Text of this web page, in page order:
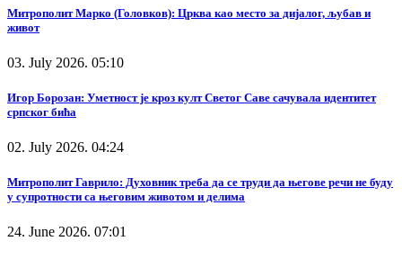
Митрополит Марко (Головков): Црква као место за дијалог, љубав и
живот
03. July 2026. 05:10
Игор Борозан: Уметност је кроз култ Светог Саве сачувала идентитет
српског бића
02. July 2026. 04:24
Митрополит Гаврило: Духовник треба да се труди да његове речи не буду
у супротности са његовим животом и делима
24. June 2026. 07:01